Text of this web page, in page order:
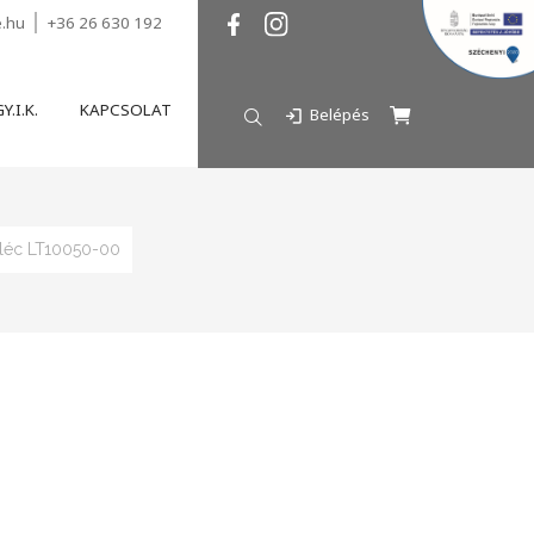
+36 26 630 192
KAPCSOLAT Belépés
LT10050-00